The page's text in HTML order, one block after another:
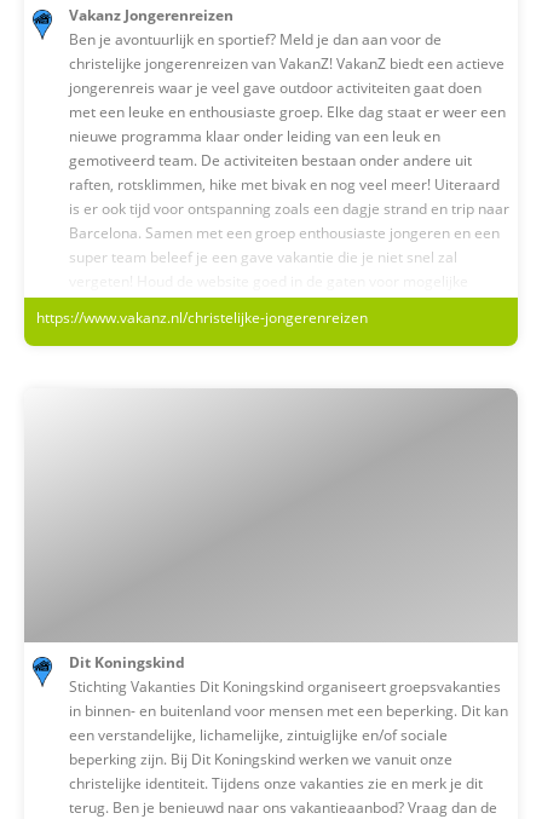
Vakanz Jongerenreizen
Ben je avontuurlijk en sportief? Meld je dan aan voor de
christelijke jongerenreizen van VakanZ! VakanZ biedt een actieve
jongerenreis waar je veel gave outdoor activiteiten gaat doen
met een leuke en enthousiaste groep. Elke dag staat er weer een
nieuwe programma klaar onder leiding van een leuk en
gemotiveerd team. De activiteiten bestaan onder andere uit
raften, rotsklimmen, hike met bivak en nog veel meer! Uiteraard
is er ook tijd voor ontspanning zoals een dagje strand en trip naar
Barcelona. Samen met een groep enthousiaste jongeren en een
super team beleef je een gave vakantie die je niet snel zal
vergeten! Houd de website goed in de gaten voor mogelijke
https://www.vakanz.nl/christelijke-jongerenreizen
Dit Koningskind
Stichting Vakanties Dit Koningskind organiseert groepsvakanties
in binnen- en buitenland voor mensen met een beperking. Dit kan
een verstandelijke, lichamelijke, zintuiglijke en/of sociale
beperking zijn. Bij Dit Koningskind werken we vanuit onze
christelijke identiteit. Tijdens onze vakanties zie en merk je dit
terug. Ben je benieuwd naar ons vakantieaanbod? Vraag dan de